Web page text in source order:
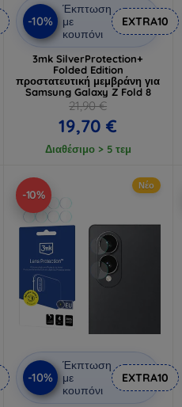
-10%
Έκπτωση
με
κουπόνι
EXTRA10
3mk SilverProtection+
Folded Edition
προστατευτική μεμβράνη για
Samsung Galaxy Z Fold 8
21,90 €
19,70 €
Διαθέσιμο > 5 τεμ
-10%
Νέο
-10%
Έκπτωση
με
κουπόνι
EXTRA10